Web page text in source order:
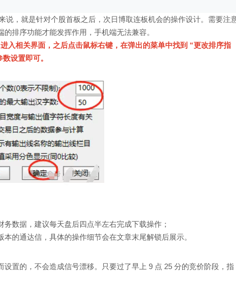
说，就是针对个股首板之后，次日博取连板机会的操作设计。需要注
排序功能才能发挥作用，手机端无法兼容。
入相关界面，之后点击鼠标右键，在弹出的菜单中找到 “更改排序指
设置即可。
数据，建议每天盘后四点半左右完成下载操作；
的通达信，具体的操作细节会在文章末尾解锁后展示。
置的，不会造成信号漂移。只要过了早上 9 点 25 分的竞价阶段，指